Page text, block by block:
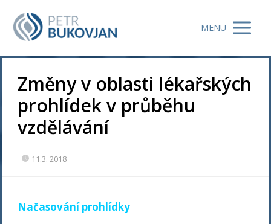
MENU
Změny v oblasti lékařských
prohlídek v průběhu
vzdělávání
11.3. 2018
Načasování prohlídky